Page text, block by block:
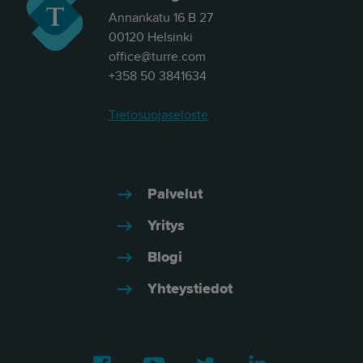
Annankatu 16 B 27
00120 Helsinki
office@turre.com
+358 50 3841634
Tietosuojaseloste
Palvelut
Yritys
Blogi
Yhteystiedot